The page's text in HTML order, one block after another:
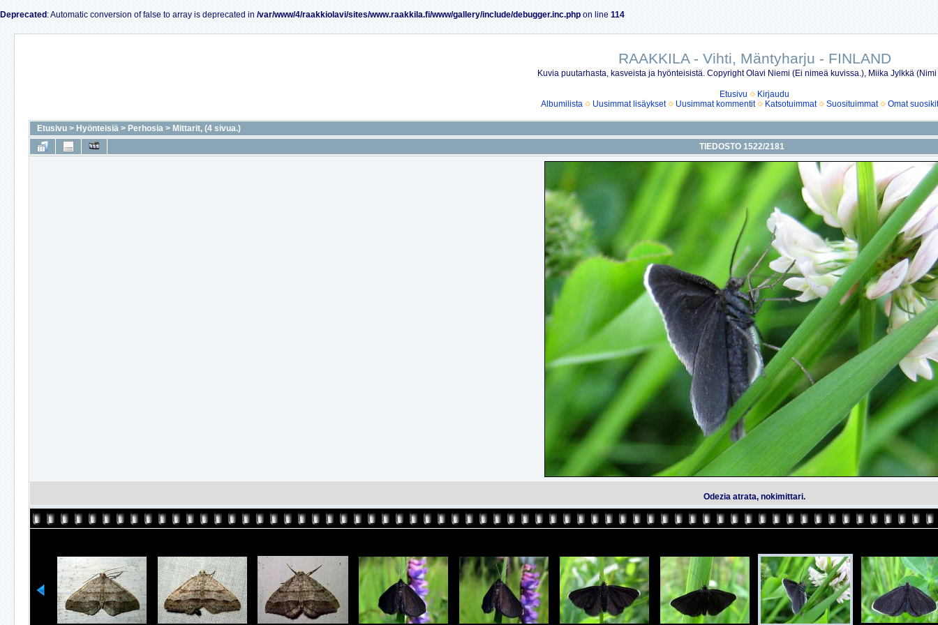
Deprecated : Automatic conversion of false to array is deprecated in /var/www/4/raakkiolavi/sites/www.raakkila.fi/www/gallery/include/debugger.inc.php on line 114
RAAKKILA - Vihti, Mäntyharju - FINLAND
Kuvia puutarhasta, kasveista ja hyönteisistä. Copyright Olavi Niemi (Ei nimeä kuvissa.), Miika Jylkkä
Etusivu
Kirjaudu
Albumilista
Uusimmat lisäykset Uusimmat kommentit Katsotuimmat Suosituimmat Omat suosikit
Etusivu > Hyönteisiä > Perhosia > Mittarit, (4 sivua.)
TIEDOSTO 1522/2181
Odezia atrata, nokimittari.